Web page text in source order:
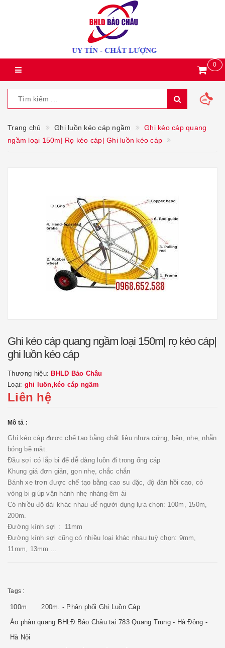
0
Trang chủ Ghi luồn kéo cáp ngầm
Ghi kéo cáp quang
ngầm loại 150m| Rọ kéo cáp| Ghi luồn kéo cáp
Ghi kéo cáp quang ngầm loại 150m| rọ kéo cáp|
ghi luồn kéo cáp
Thương hiệu: BHLD Bảo Châu
Loại: ghi luồn,kéo cáp ngầm
Liên hệ
Mô tả :
Ghi kéo cáp được chế tạo bằng chất liệu nhựa cứng, bền, nhẹ, nhẵn
bóng bề mặt.
Đầu sợi có lắp bi để dễ dàng luồn đi trong ống cáp
Khung giá đơn giản, gọn nhẹ, chắc chắn
Bánh xe trơn được chế tạo bằng cao su đặc, độ đàn hồi cao, có
vòng bi giúp vận hành nhẹ nhàng êm ái
Có nhiều độ dài khác nhau để người dụng lựa chọn: 100m, 150m,
200m.
Đường kính sợi : 11mm
Đường kính sợi cũng có nhiều loại khác nhau tuỳ chọn: 9mm,
11mm, 13mm ...
Tags :
100m
200m. - Phân phối Ghi Luồn Cáp
Áo phản quang BHLĐ Bảo Châu tại 783 Quang Trung - Hà Đông -
Hà Nội